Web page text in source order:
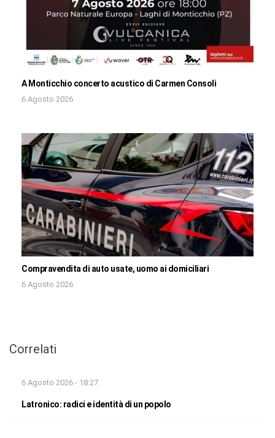
A Monticchio concerto acustico di Carmen Consoli
6 Agosto 2026
Compravendita di auto usate, uomo ai domiciliari
6 Agosto 2026
Correlati
6 Agosto 2026 - 18:27
Latronico: radici e identità di un popolo